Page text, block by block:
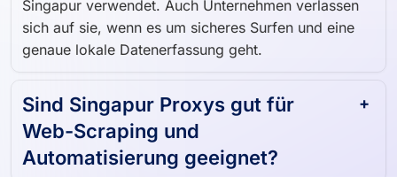
Singapur verwendet. Auch Unternehmen verlassen
sich auf sie, wenn es um sicheres Surfen und eine
genaue lokale Datenerfassung geht.
Sind Singapur Proxys gut für
Web-Scraping und
Automatisierung geeignet?